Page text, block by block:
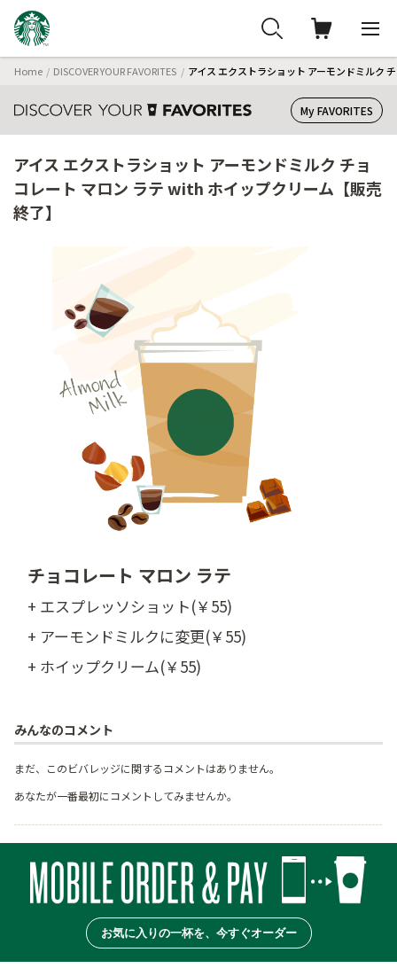
Home DISCOVER YOUR FAVORITES アイス エクストラショット アーモンドミルク
My FAVORITES
アイス エクストラショット アーモンドミルク チョ
コレート マロン ラテ with ホイップクリーム【販売
終了】
チョコレート マロン ラテ
+ エスプレッソショット(￥55)
+ アーモンドミルクに変更(￥55)
+ ホイップクリーム(￥55)
みんなのコメント
まだ、このビバレッジに関するコメントはありません。
あなたが一番最初にコメントしてみませんか。
お気に入りの一杯を、今すぐオーダー